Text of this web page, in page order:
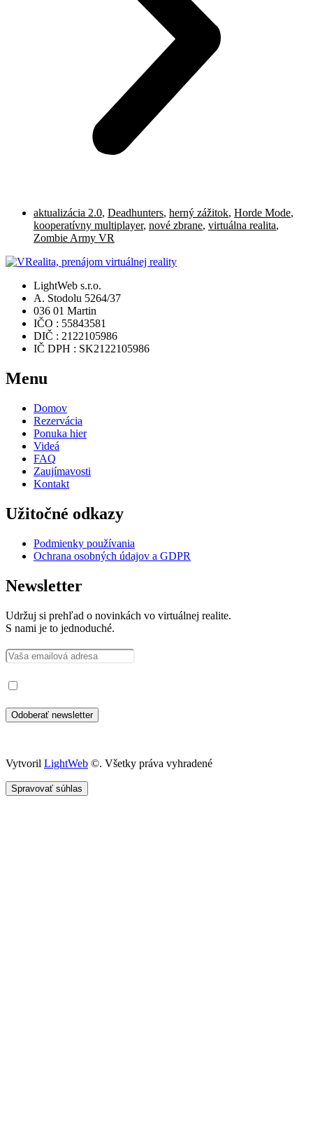
aktualizácia 2.0, Deadhunters, herný zážitok, Horde Mode,
kooperatívny multiplayer, nové zbrane, virtuálna realita,
Zombie Army VR
LightWeb s.r.o.
A. Stodolu 5264/37
036 01 Martin
IČO : 55843581
DIČ : 2122105986
IČ DPH : SK2122105986
Menu
Domov
Rezervácia
Ponuka hier
Videá
FAQ
Zaujímavosti
Kontakt
Užitočné odkazy
Podmienky používania
Ochrana osobných údajov a GDPR
Newsletter
Udržuj si prehľad o novinkách vo virtuálnej realite.
S nami je to jednoduché.
Vytvoril LightWeb ©. Všetky práva vyhradené
Spravovať súhlas